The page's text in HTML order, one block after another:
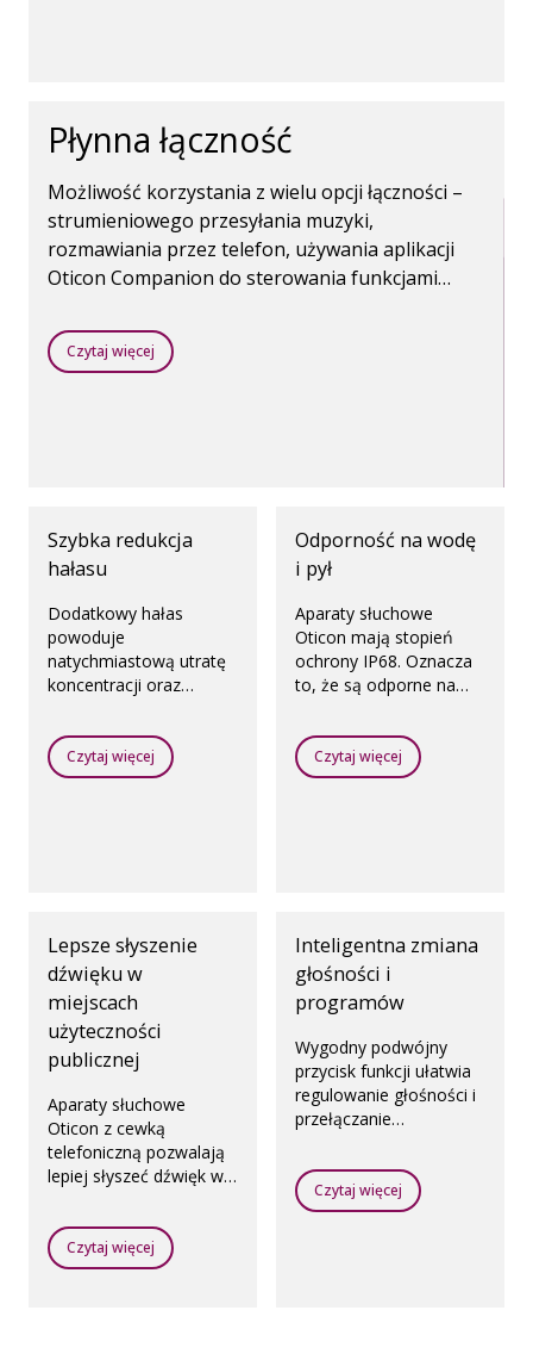
Płynna łączność
Możliwość korzystania z wielu opcji łączności –
strumieniowego przesyłania muzyki,
rozmawiania przez telefon, używania aplikacji
Oticon Companion do sterowania funkcjami
dzięki bezprzewodowej technice Bluetooth.
Czytaj więcej
Szybka redukcja
hałasu
Dodatkowy hałas
powoduje
natychmiastową utratę
koncentracji oraz
mózgu do rozumienia
mowy. Szybka redukcja
hałasu precyzyjnie
Czytaj więcej
Odporność na wodę
i pył
Aparaty słuchowe
Oticon mają stopień
ochrony IP68. Oznacza
to, że są odporne na
Czytaj więcej
Lepsze słyszenie
dźwięku w
miejscach
użyteczności
publicznej
Aparaty słuchowe
Oticon z cewką
telefoniczną pozwalają
lepiej słyszeć dźwięk w
teatrach, kinach czy
salach koncertowych,
na lotniskach i w innych
Czytaj więcej
Inteligentna zmiana
głośności i
programów
Wygodny podwójny
przycisk funkcji ułatwia
regulowanie głośności i
przełączanie
Czytaj więcej